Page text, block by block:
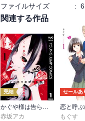
ファイルサイズ
:
関連する作品
完結
かぐや様は告らせたい～天才たちの恋愛頭脳戦～
赤坂アカ
セールあ
もぐす